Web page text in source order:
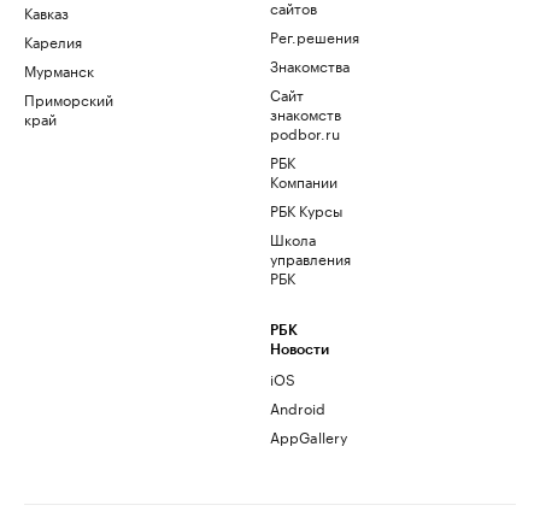
Кавказ
Карелия
Мурманск
Приморский
край
сайтов
Рег.решения
Знакомства
Сайт
знакомств
podbor.ru
РБК
Компании
РБК Курсы
Школа
управления
РБК
РБК
Новости
iOS
Android
AppGallery